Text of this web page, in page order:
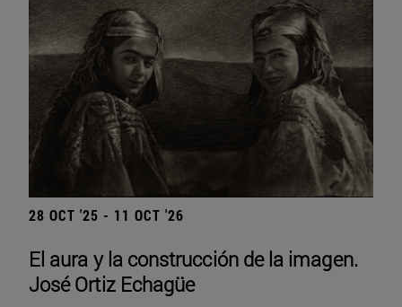
28 OCT '25 - 11 OCT '26
El aura y la construcción de la imagen.
José Ortiz Echagüe